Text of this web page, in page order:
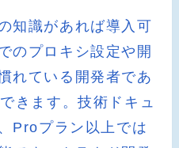
知識があれば導入可
のプロキシ設定や開
れている開発者であ
きます。技術ドキュ
Proプラン以上では